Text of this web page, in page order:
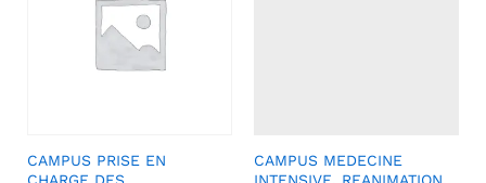
CAMPUS PRISE EN
CAMPUS MEDECINE